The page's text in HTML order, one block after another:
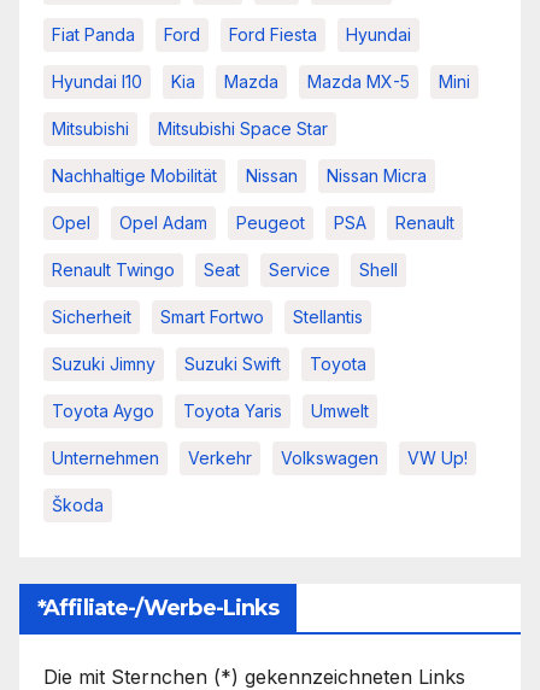
Fiat Panda Ford Ford Fiesta Hyundai
Hyundai I10 Kia Mazda Mazda MX-5 Mini
Mitsubishi Mitsubishi Space Star
Nachhaltige Mobilität Nissan Nissan Micra
Opel Opel Adam Peugeot PSA Renault
Renault Twingo Seat Service Shell
Sicherheit Smart Fortwo Stellantis
Suzuki Jimny Suzuki Swift Toyota
Toyota Aygo Toyota Yaris Umwelt
Unternehmen Verkehr Volkswagen VW Up!
Škoda
*Affiliate-/Werbe-Links
Die mit Sternchen (*) gekennzeichneten Links